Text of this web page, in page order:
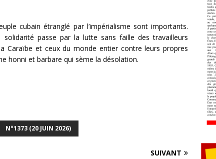
cubain étranglé par l’impérialisme sont importants.
passe par la lutte sans faille des travailleurs
Caraïbe et ceux du monde entier contre leurs propres
honni et barbare qui sème la désolation.
N°1373 (20 JUIN 2026)
SUIVANT